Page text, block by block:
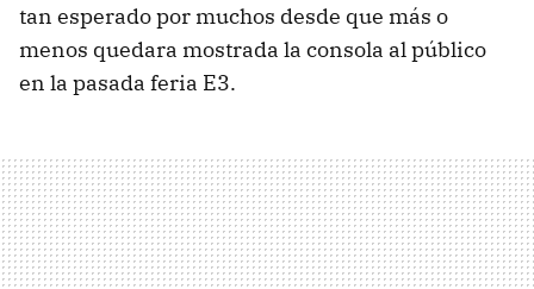
tan esperado por muchos desde que más o
menos quedara mostrada la consola al público
en la pasada feria E3.